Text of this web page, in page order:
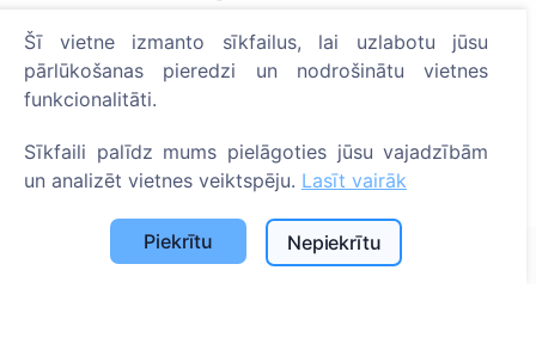
Strādājam visā Latvijā!
Administratoriem
© 2013 - 2026 Cemety Visas tiesības aizsargātas
Privātuma politika un noteikumi.
Šī vietne izmanto sīkfailus, lai uzlabotu jūsu
pārlūkošanas pieredzi un nodrošinātu vietnes
funkcionalitāti.
Sīkfaili palīdz mums pielāgoties jūsu vajadzībām
un analizēt vietnes veiktspēju. Lasīt vairāk
Piekrītu Nepiekrītu